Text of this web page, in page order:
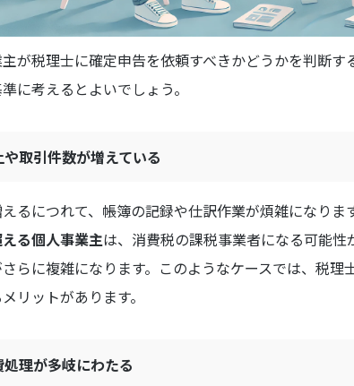
が税理士に確定申告を依頼すべきかどうかを判断す
に考えるとよいでしょう。
取引件数が増えている
るにつれて、帳簿の記録や仕訳作業が煩雑になりま
る個人事業主は、消費税の課税事業者になる可能性
らに複雑になります。このようなケースでは、税理
リットがあります。
処理が多岐にわたる